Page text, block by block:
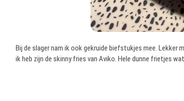
Bij de slager nam ik ook gekruide biefstukjes mee.
ik heb zijn de skinny fries van Aviko. Hele dunne frietjes